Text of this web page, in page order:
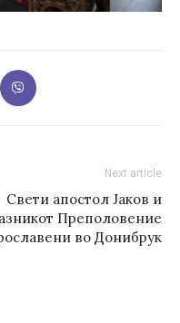
Next article
Свети апостол Јаков и
Преполовение
во Донибрук